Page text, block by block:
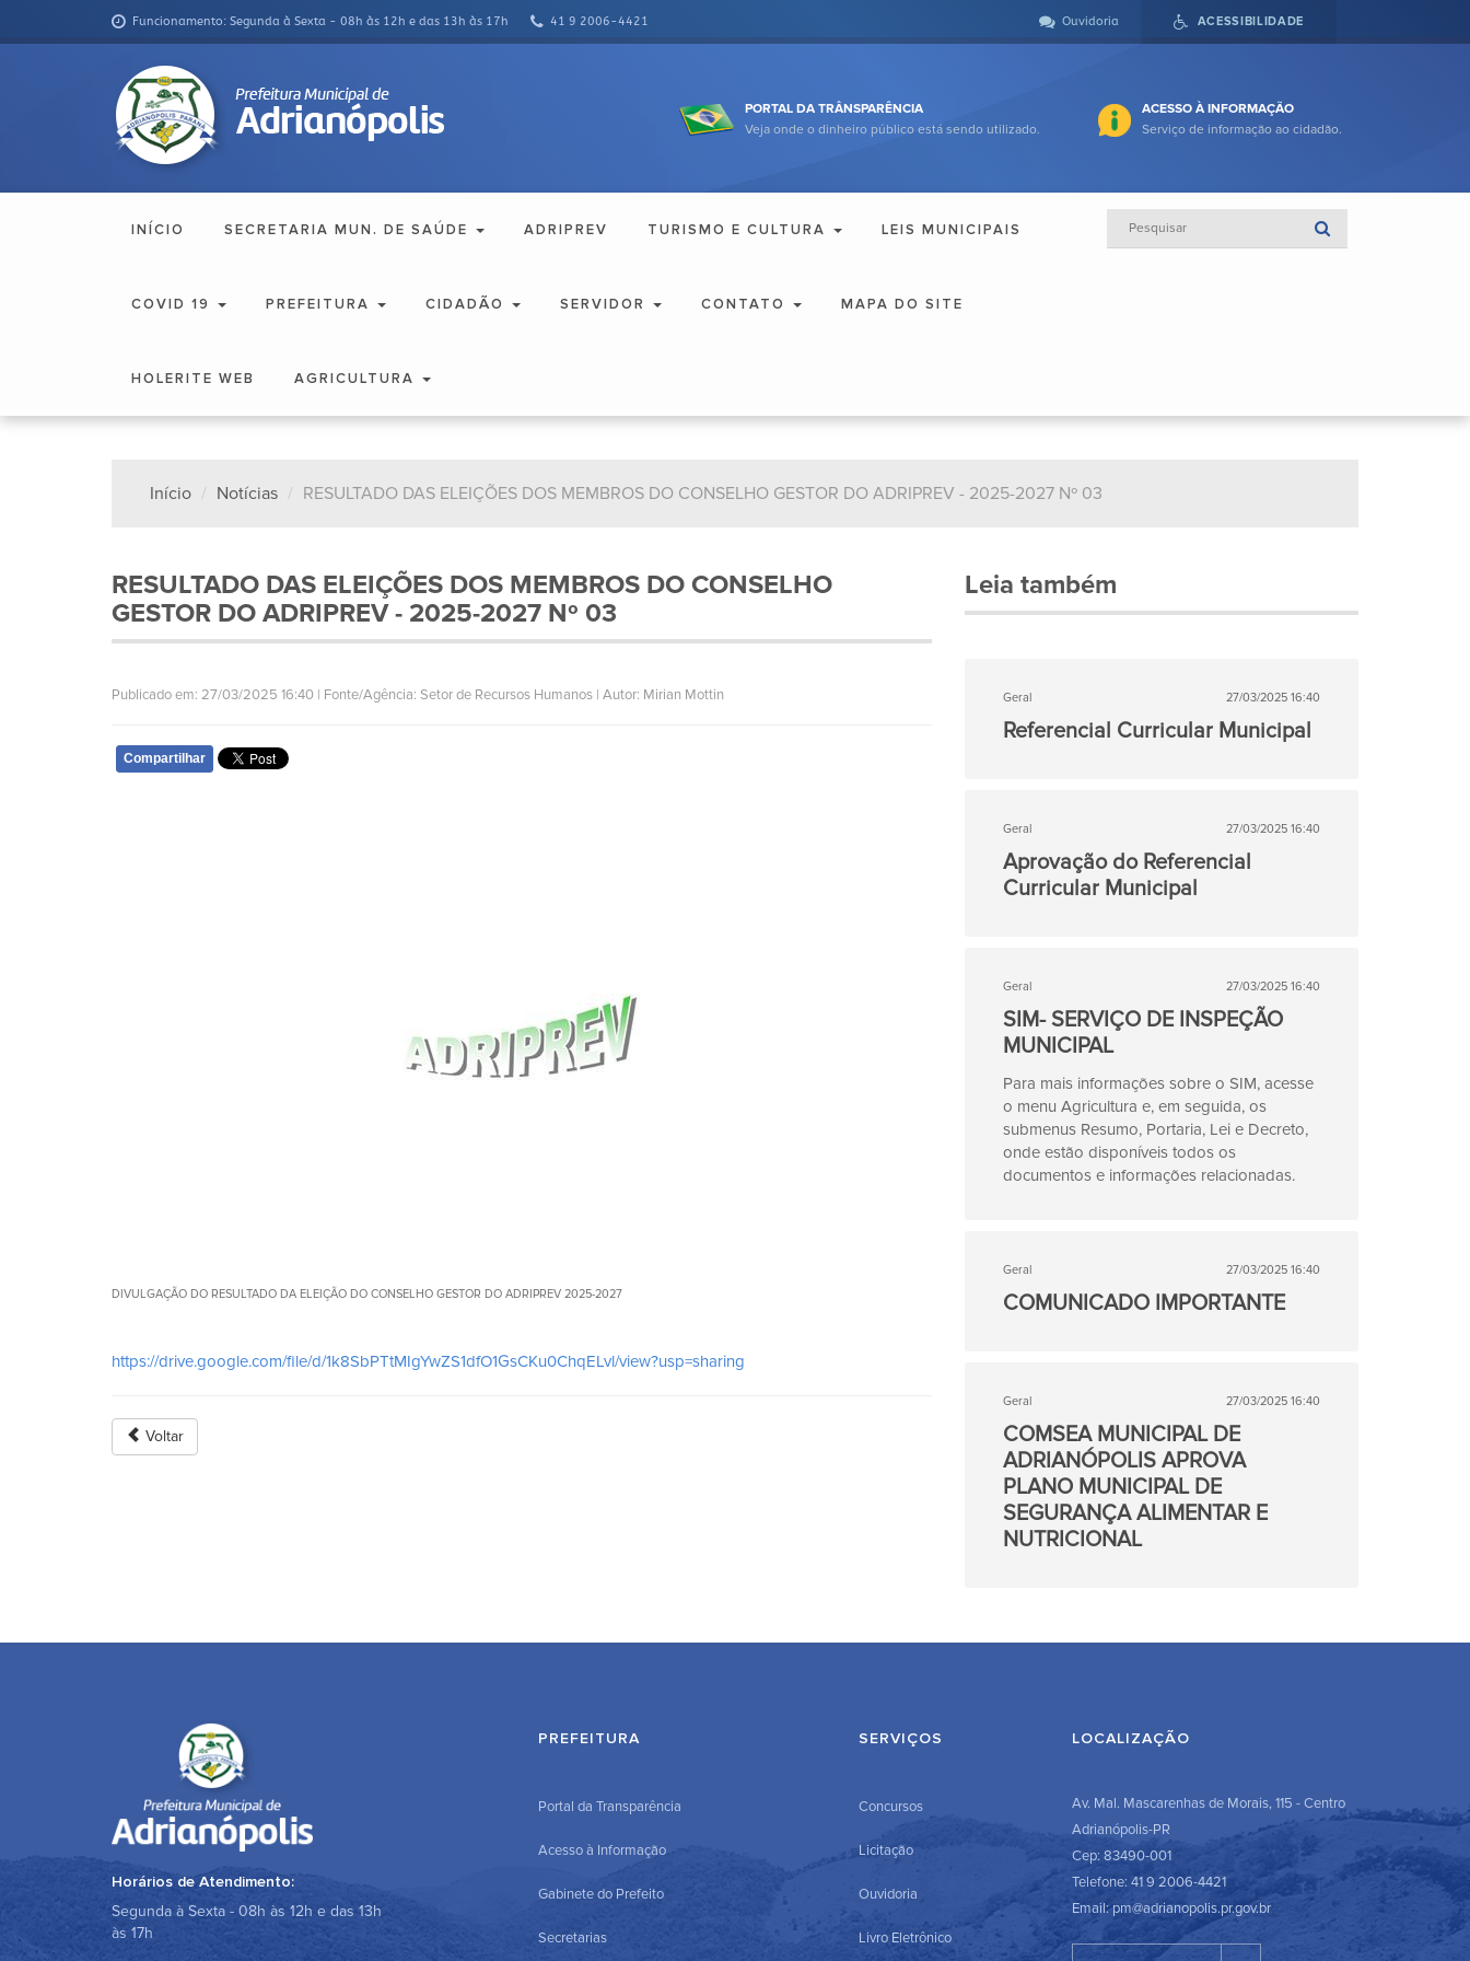
Funcionamento: Segunda à Sexta - 08h às 12h e das 13h às 17h 41 9 2006-4421 ACESSIBILIDADE
Ouvidoria
PORTAL DA TRÂNSPARÊNCIA
Veja onde o dinheiro público está sendo utilizado.
ACESSO À INFORMAÇÃO
Serviço de informação ao cidadão.
INÍCIO SECRETARIA MUN. DE SAÚDE ADRIPREV TURISMO E CULTURA LEIS MUNICIPAIS
COVID 19 PREFEITURA CIDADÃO SERVIDOR CONTATO MAPA DO SITE
HOLERITE WEB AGRICULTURA
Início Notícias RESULTADO DAS ELEIÇÕES DOS MEMBROS DO CONSELHO GESTOR DO ADRIPREV - 2025-2027 Nº 03
RESULTADO DAS ELEIÇÕES DOS MEMBROS DO CONSELHO
GESTOR DO ADRIPREV - 2025-2027 Nº 03
Publicado em: 27/03/2025 16:40 | Fonte/Agência: Setor de Recursos Humanos | Autor: Mirian Mottin
Compartilhar
DIVULGAÇÃO DO RESULTADO DA ELEIÇÃO DO CONSELHO GESTOR DO ADRIPREV 2025-2027
https://drive.google.com/file/d/1k8SbPTtMIgYwZS1dfO1GsCKu0ChqELvl/view?usp=sharing
Voltar
Leia também
Geral 27/03/2025 16:40
Referencial Curricular Municipal
Geral 27/03/2025 16:40
Aprovação do Referencial
Curricular Municipal
Geral 27/03/2025 16:40
SIM- SERVIÇO DE INSPEÇÃO
MUNICIPAL
Para mais informações sobre o SIM, acesse
o menu Agricultura e, em seguida, os
submenus Resumo, Portaria, Lei e Decreto,
onde estão disponíveis todos os
documentos e informações relacionadas.
Geral 27/03/2025 16:40
COMUNICADO IMPORTANTE
Geral 27/03/2025 16:40
COMSEA MUNICIPAL DE
ADRIANÓPOLIS APROVA
PLANO MUNICIPAL DE
SEGURANÇA ALIMENTAR E
NUTRICIONAL
Horários de Atendimento:
Segunda à Sexta - 08h às 12h e das 13h
às 17h
PREFEITURA
Portal da Transparência
Acesso à Informação
Gabinete do Prefeito
Secretarias
SERVIÇOS
Concursos
Licitação
Ouvidoria
Livro Eletrônico
LOCALIZAÇÃO
Av. Mal. Mascarenhas de Morais, 115 - Centro
Adrianópolis-PR
Cep: 83490-001
Telefone: 41 9 2006-4421
Email: pm@adrianopolis.pr.gov.br